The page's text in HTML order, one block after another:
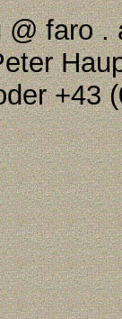
@ faro .
+43